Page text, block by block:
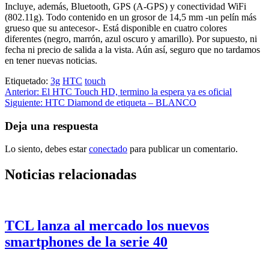
Incluye, además, Bluetooth, GPS (A-GPS) y conectividad WiFi
(802.11g). Todo contenido en un grosor de 14,5 mm -un pelín más
grueso que su antecesor-. Está disponible en cuatro colores
diferentes (negro, marrón, azul oscuro y amarillo). Por supuesto, ni
fecha ni precio de salida a la vista. Aún así, seguro que no tardamos
en tener nuevas noticias.
Etiquetado: 3g HTC touch
Navegación
de
entradas
Anterior: El HTC Touch HD, termino la espera ya es oficial
Siguiente: HTC Diamond de etiqueta – BLANCO
Deja una respuesta
Lo siento, debes estarconectado para publicar un comentario.
Noticias relacionadas
TCL lanza al mercado los nuevos
smartphones de la serie 40